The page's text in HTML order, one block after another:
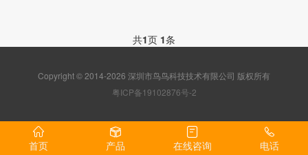
共1页 1条
Copyright © 2014-2026 深圳市鸟鸟科技技术有限公司 版权所有
粤ICP备19102876号-2
首页 产品 在线咨询 电话